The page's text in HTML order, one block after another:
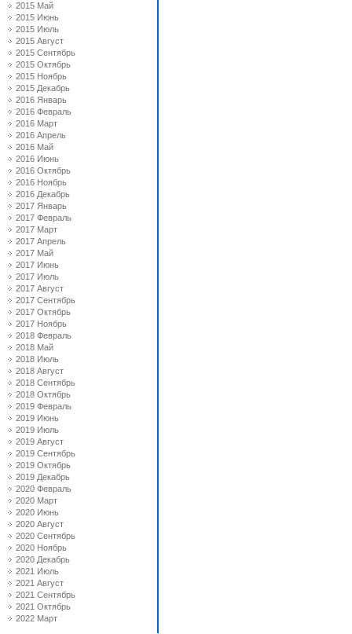
2015 Май
2015 Июнь
2015 Июль
2015 Август
2015 Сентябрь
2015 Октябрь
2015 Ноябрь
2015 Декабрь
2016 Январь
2016 Февраль
2016 Март
2016 Апрель
2016 Май
2016 Июнь
2016 Октябрь
2016 Ноябрь
2016 Декабрь
2017 Январь
2017 Февраль
2017 Март
2017 Апрель
2017 Май
2017 Июнь
2017 Июль
2017 Август
2017 Сентябрь
2017 Октябрь
2017 Ноябрь
2018 Февраль
2018 Май
2018 Июль
2018 Август
2018 Сентябрь
2018 Октябрь
2019 Февраль
2019 Июнь
2019 Июль
2019 Август
2019 Сентябрь
2019 Октябрь
2019 Декабрь
2020 Февраль
2020 Март
2020 Июнь
2020 Август
2020 Сентябрь
2020 Ноябрь
2020 Декабрь
2021 Июль
2021 Август
2021 Сентябрь
2021 Октябрь
2022 Март